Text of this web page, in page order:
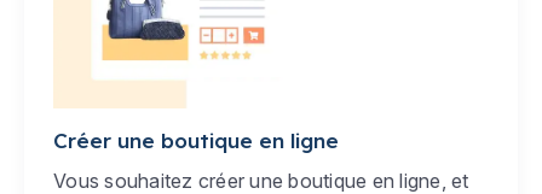
Créer une boutique en ligne
Vous souhaitez créer une boutique en ligne, et